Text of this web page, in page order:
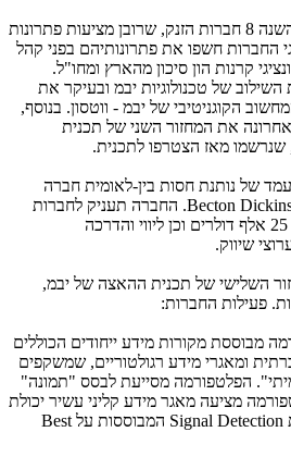
למחזור השלישי זכו להצטרף השנה 8 חברות הזנק, שרובן מציעות פתרונות
החברות חשפו את פתרונותיהם בפני קהל
משקיעים ונציגי קרנות הון סיכון מהארץ ומחו"ל.
של טכנולוגיות יבמ ובעיקר את
הקוגניטיבי של יבמ - ווטסון. בנוסף,
את המחזור השני של תכנית
מאז הצטרפו לתכנית.
של נותנת חסות בין-לאומית חברה
Becton. החברה תעניק לחברות
נבחרות בתכנית מענק של עד 25 אלף דולרים וכן ליווי והדרכה
שיווק.
השלישי של תכנית ההאצה של יבמ,
פעילות החברות:
מבוססת מקורות מידע ייחודים הכוללים
ומאגרי מידע רגולטוריים, שמשקפים
הפלטפורמה מסייעת לבסס "תמונה"
מציעה מאגר מידע קליני עשיר יכולת
Signal Detection המבוססות על Best